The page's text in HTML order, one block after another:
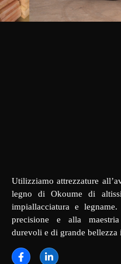
Utilizziamo attrezzature
legno di Okoume di
impiallacciatura e
precisione e alla
durevoli e di grande bellezza